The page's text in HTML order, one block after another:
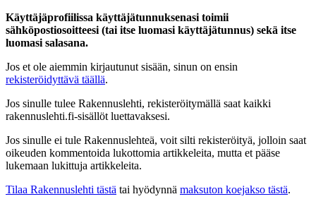
Käyttäjäprofiilissa käyttäjätunnuksenasi toimii
sähköpostiosoitteesi (tai itse luomasi käyttäjätunnus) sekä itse
luomasi salasana.
Jos et ole aiemmin kirjautunut sisään, sinun on ensin
rekisteröidyttävä täällä.
Jos sinulle tulee Rakennuslehti, rekisteröitymällä saat kaikki
rakennuslehti.fi-sisällöt luettavaksesi.
Jos sinulle ei tule Rakennuslehteä, voit silti rekisteröityä, jolloin saat
oikeuden kommentoida lukottomia artikkeleita, mutta et pääse
lukemaan lukittuja artikkeleita.
Tilaa Rakennuslehti tästä tai hyödynnä maksuton koejakso tästä.